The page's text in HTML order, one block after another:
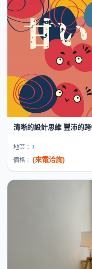
清晰的設計思維 豐沛的
地區： /
價格： (來電洽詢)